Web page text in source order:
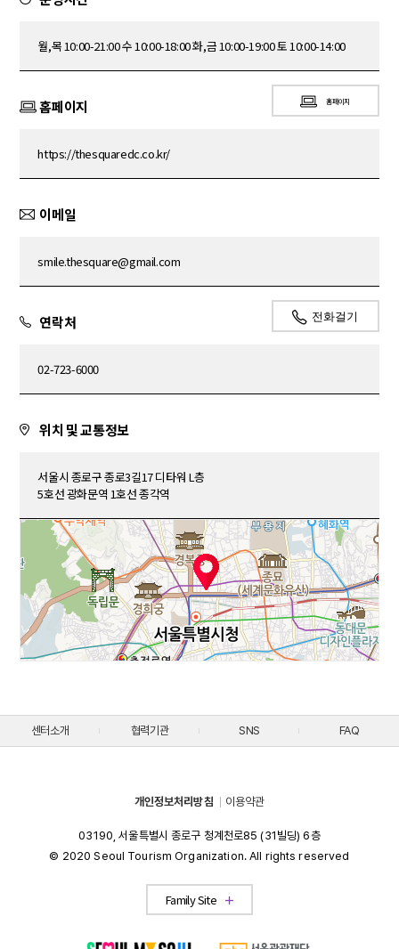
월,목 10:00-21:00 수 10:00-18:00 화,금 10:00-19:00 토 10:00-14:00
홈페이지
https://thesquaredc.co.kr/
홈페이지
이메일
smile.thesquare@gmail.com
연락처
02-723-6000
전화걸기
위치 및 교통정보
서울시 종로구 종로3길17 디타워 L층
5호선 광화문역 1호선 종각역
개인정보처리방침 이용약관
03190, 서울특별시 종로구 청계천로85 (31빌딩) 6층
© 2020 Seoul Tourism Organization. All rights reserved
Family Site
Partners
Convention
센터소개 협력기관 SNS FAQ